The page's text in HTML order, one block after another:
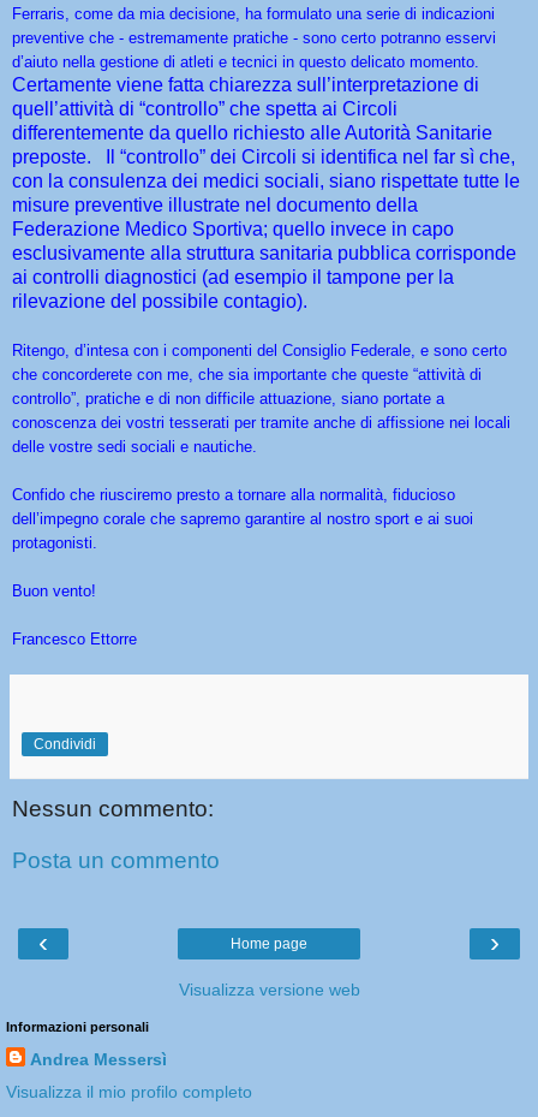
Ferraris, come da mia decisione, ha formulato una serie di indicazioni
preventive che - estremamente pratiche - sono certo potranno esservi
d’aiuto nella gestione di atleti e tecnici in questo delicato momento.
Certamente viene fatta chiarezza sull’interpretazione di
quell’attività di “controllo” che spetta ai Circoli
differentemente da quello richiesto alle Autorità Sanitarie
preposte. Il “controllo” dei Circoli si identifica nel far sì che,
con la consulenza dei medici sociali, siano rispettate tutte le
misure preventive illustrate nel documento della
Federazione Medico Sportiva; quello invece in capo
esclusivamente alla struttura sanitaria pubblica corrisponde
ai controlli diagnostici (ad esempio il tampone per la
rilevazione del possibile contagio).
Ritengo, d’intesa con i componenti del Consiglio Federale, e sono certo
che concorderete con me, che sia importante che queste “attività di
controllo”, pratiche e di non difficile attuazione, siano portate a
conoscenza dei vostri tesserati per tramite anche di affissione nei locali
delle vostre sedi sociali e nautiche.
Confido che riusciremo presto a tornare alla normalità, fiducioso
dell’impegno corale che sapremo garantire al nostro sport e ai suoi
protagonisti.
Buon vento!
Francesco Ettorre
Condividi
Nessun commento:
Posta un commento
‹ ›
Home page
Visualizza versione web
Informazioni personali
Andrea Messersì
Visualizza il mio profilo completo